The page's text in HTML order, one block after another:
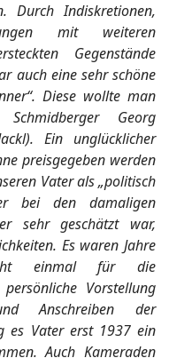
Durch Indiskretionen,
mit weiteren
Gegenstände
auch eine sehr schöne
Diese wollte man
Georg
Ein unglücklicher
preisgegeben werden
Vater als „politisch
bei den damaligen
sehr geschätzt war,
Es waren Jahre
einmal für die
Vorstellung
Anschreiben der
es Vater erst 1937 ein
Auch Kameraden